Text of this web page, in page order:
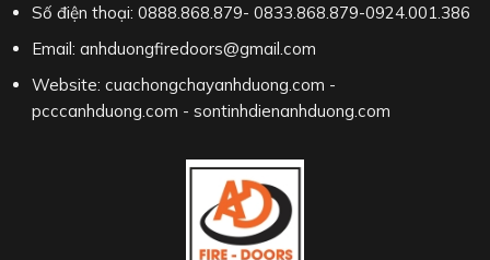
Số điện thoại: 0888.868.879- 0833.868.879-0924.001.386
Email: anhduongfiredoors@gmail.com
Website: cuachongchayanhduong.com -
pcccanhduong.com - sontinhdienanhduong.com